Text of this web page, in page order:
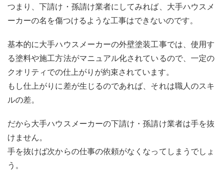
つまり、下請け・孫請け業者にしてみれば、大手ハウスメ
ーカーの名を傷つけるような工事はできないのです。
基本的に大手ハウスメーカーの外壁塗装工事では、使用す
る塗料や施工方法がマニュアル化されているので、一定の
クオリティでの仕上がりが約束されています。
もし仕上がりに差が生じるのであれば、それは職人のスキ
ルの差。
だから大手ハウスメーカーの下請け・孫請け業者は手を抜
けません。
手を抜けば次からの仕事の依頼がなくなってしまうでしょ
う。